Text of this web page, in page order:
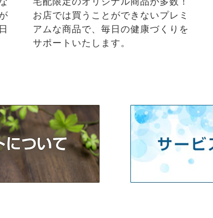
お店では買うことができないプレミ
アムな商品で、毎日の健康づくりを
サポートいたします。